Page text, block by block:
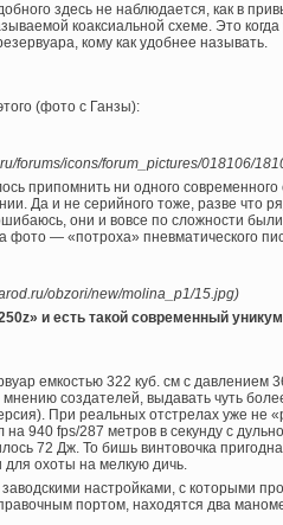
здесь не наблюдается, как в
коаксиальной схеме. Это
кому как удобнее называть.
(фото с Ганзы):
forums/icons/forum_pictures/018106/
припомнить ни одного
Да и не серийного тоже, разве что
они и вовсе по сложности
фото — «потроха» пневматического
obzori/new/molina_p1/15.jpg)
и есть такой современный
емкостью 322 куб. см с
мнению создателей, выдавать чуть
При реальных отстрелах уже не
940 fps/287 метров в секунду с
72 Дж. То бишь винтовочка
для охоты на мелкую дичь.
настройками, с которыми
портом, находятся два